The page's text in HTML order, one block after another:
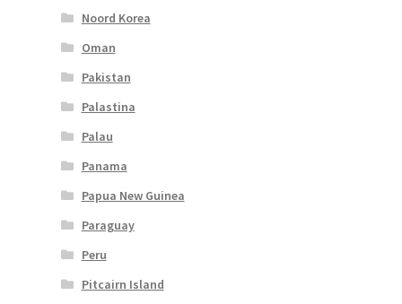
Noord Korea
Oman
Pakistan
Palastina
Palau
Panama
Papua New Guinea
Paraguay
Peru
Pitcairn Island